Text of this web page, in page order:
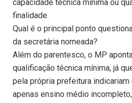
capacidade técnica mínima ou
finalidade.
Qual é o principal ponto
da secretária nomeada?
Além do parentesco, o MP
qualificação técnica mínima, já
pela própria prefeitura
apenas ensino médio